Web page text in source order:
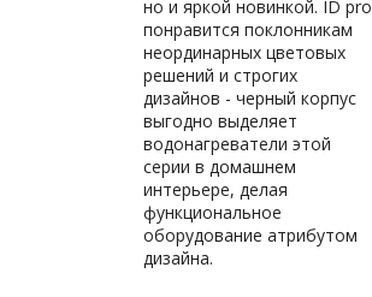
но и яркой новинкой. ID pro
понравится поклонникам
неординарных цветовых
решений и строгих
дизайнов - черный корпус
выгодно выделяет
водонагреватели этой
серии в домашнем
интерьере, делая
функциональное
оборудование атрибутом
дизайна.